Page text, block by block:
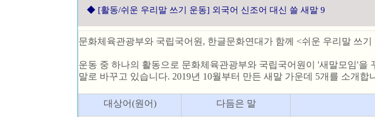
◆ [활동/쉬운 우리말 쓰기 운동] 외국어 신조어 대신 쓸 새말 9
문화체육관광부와 국립국어원, 한글문화연대가 함께 <쉬운 우리말 쓰
운동 중 하나의 활동으로 문화체육관광부와 국립국어원이 '새말모임'을
말로 바꾸고 있습니다. 2019년 10월부터 만든 새말 가운데 5개를 소개합
대상어(원어) 다듬은 말